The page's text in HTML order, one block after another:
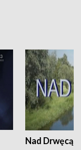
Nad Drwęcą